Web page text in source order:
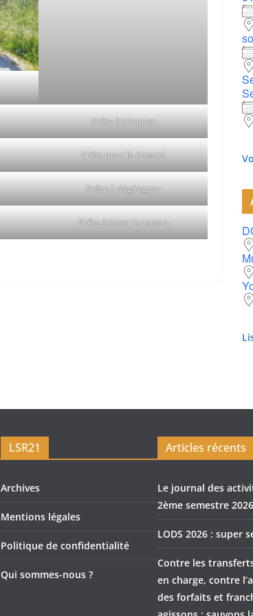
Prêts à trinquer
Prêts pour le dessert
Prête à déglinguer
Prêts à taper le carton
LSR21
Archives
Mentions légales
Politique de confidentialité
Qui sommes-nous ?
Articles récents
Le journal des
2ème semestre 2026
LODS 2026 : super
Contre les
en charge, contre
des forfaits et